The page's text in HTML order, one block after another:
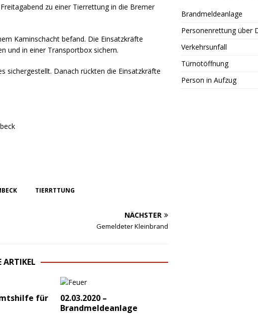
zu einer Tierrettung in die Bremer
Kaminschacht befand. Die Einsatzkräfte
und in einer Transportbox sichern.
sichergestellt. Danach rückten die Einsatzkräfte
TIERRTTUNG
NÄCHSTER
Gemeldeter Kleinbrand
ARTIKEL
für
02.03.2020 –
Brandmeldeanlage
Brandmeldeanlage
Personenrettung über
Verkehrsunfall
Türnotöffnung
Person in Aufzug